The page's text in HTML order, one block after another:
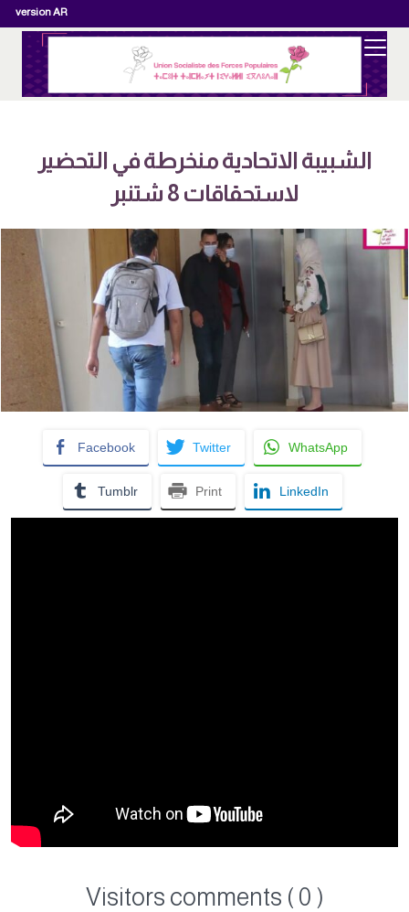
version AR
الشبيبة الاتحادية منخرطة في التحضير
لاستحقاقات 8 شتنبر
Facebook Twitter WhatsApp
Tumblr Print LinkedIn
Visitors comments ( 0 )